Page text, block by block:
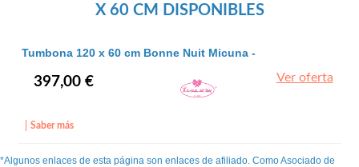
X 60 CM DISPONIBLES
Tumbona 120 x 60 cm Bonne Nuit Micuna -
Saber más
397,00 € Ver oferta
*Algunos enlaces de esta página son enlaces de afiliado. Como Asociado de